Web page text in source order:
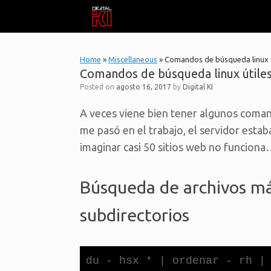
Home » Miscellaneous » Comandos de búsqueda linux
Comandos de búsqueda linux
Posted on agosto 16, 2017 by Digital KI
A veces viene bien tener algunos
me pasó en el trabajo, el servidor
imaginar casi 50 sitios web no
Búsqueda de archivos
subdirectorios
du - hsx * | ordenar - rh |